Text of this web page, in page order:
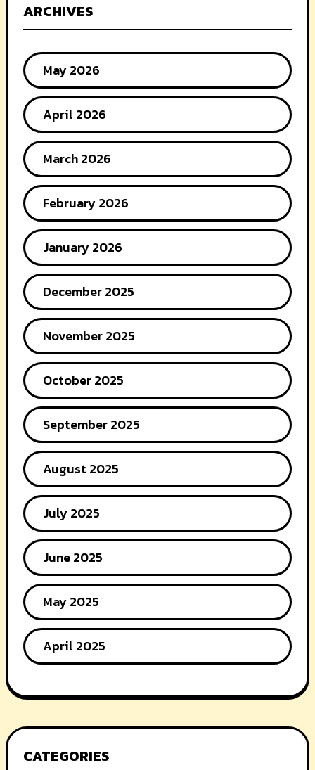
ARCHIVES
May 2026
April 2026
March 2026
February 2026
January 2026
December 2025
November 2025
October 2025
September 2025
August 2025
July 2025
June 2025
May 2025
April 2025
CATEGORIES